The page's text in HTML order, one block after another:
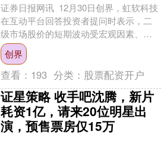
证券日报网讯 12月30日创界，虹软科技
在互动平台回答投资者提问时表示，二
级市场股价的短期波动受宏观因素、行
业变化、市场情绪、公司经营情况等多
方面因素的影响。....
创界
查看： 193 分类： 股票配资开户
证星策略 收手吧沈腾，新片
耗资1亿，请来20位明星出
演，预售票房仅15万